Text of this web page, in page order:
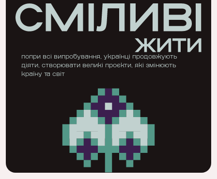
попри всі випробування, українці продовжують
діяти, створювати великі проєкти, які змінюють
країну та світ